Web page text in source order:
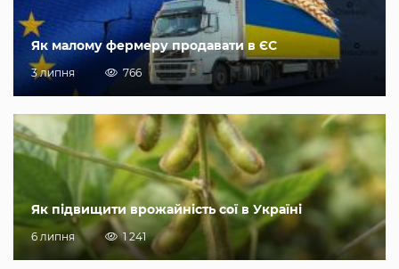
Як малому фермеру продавати в ЄС
3 липня 766
Як підвищити врожайність сої в Україні
6 липня 1 241